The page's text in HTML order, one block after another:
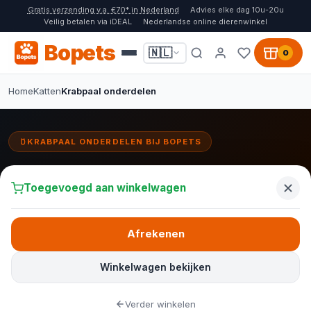
Gratis verzending v.a. €70* in Nederland
Advies elke dag 10u-20u
Veilig betalen via iDEAL
Nederlandse online dierenwinkel
Bopets 🇳🇱 0
HomeKattenKrabpaal onderdelen
KRABPAAL ONDERDELEN BIJ BOPETS
Krabpaal onderdelen
vervangingsonderdelen. Bij Bopets vind je sisalpalen,
krabstammen, ligplateaus, hangmatten en plafondspanners om
alleen het versleten deel te vervangen.
Toegevoegd aan winkelwagen
Winkelwagen bekijken
Afrekenen
Verder winkelen